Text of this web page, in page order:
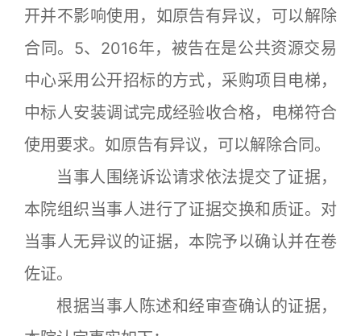
开并不影响使用，如原告有异议，可以解除
合同。5、2016年，被告在是公共资源交易
中心采用公开招标的方式，采购项目电梯，
中标人安装调试完成经验收合格，电梯符合
使用要求。如原告有异议，可以解除合同。
当事人围绕诉讼请求依法提交了证据，
本院组织当事人进行了证据交换和质证。对
当事人无异议的证据，本院予以确认并在卷
佐证。
根据当事人陈述和经审查确认的证据，